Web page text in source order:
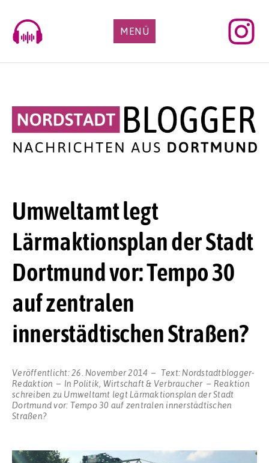
content
MENÜ
Umweltamt legt
Lärmaktionsplan der Stadt
Dortmund vor: Tempo 30
auf zentralen
innerstädtischen Straßen?
Veröffentlicht:26. November 2014 Text: Nordstadtblogger-
Redaktion
InPolitik, Wirtschaft & Verbraucher
Reaktion
schreiben zu Umweltamt legt Lärmaktionsplan der Stadt
Dortmund vor: Tempo 30 auf zentralen innerstädtischen
Straßen?